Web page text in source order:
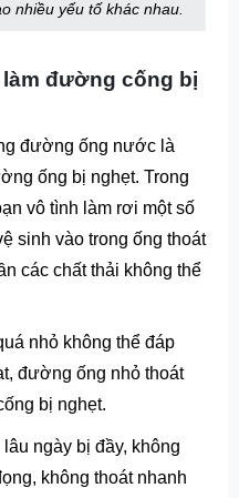
nhiều yếu tố khác nhau.
đường cống bị
đường ống nước là
ống bị nghẹt. Trong
vô tình làm rơi một số
sinh vào trong ống thoát
các chất thải không thể
nhỏ không thể đáp
đường ống nhỏ thoát
bị nghẹt.
ngày bị đầy, không
không thoát nhanh